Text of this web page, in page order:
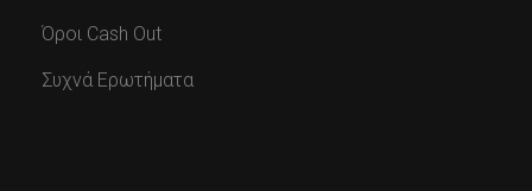
Όροι Cash Out
Συχνά Ερωτήματα